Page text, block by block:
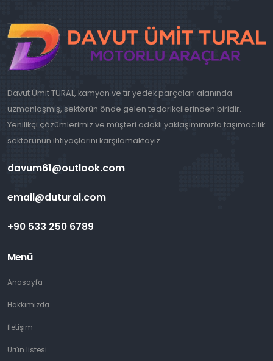
Davut Ümit TURAL, kamyon ve tır yedek parçaları alanında
uzmanlaşmış, sektörün önde gelen tedarikçilerinden biridir.
Yenilikçi çözümlerimiz ve müşteri odaklı yaklaşımımızla taşımacılık
sektörünün ihtiyaçlarını karşılamaktayız.
davum61@outlook.com
email@dutural.com
+90 533 250 6789
Menü
Anasayfa
Hakkımızda
İletişim
Ürün listesi